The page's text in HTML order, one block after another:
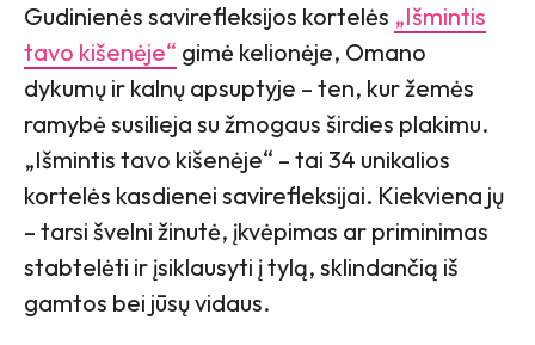
Gudinienės savirefleksijos kortelės „Išmintis
tavo kišenėje“ gimė kelionėje, Omano
dykumų ir kalnų apsuptyje – ten, kur žemės
ramybė susilieja su žmogaus širdies plakimu.
„Išmintis tavo kišenėje“ – tai 34 unikalios
kortelės kasdienei savirefleksijai. Kiekviena jų
– tarsi švelni žinutė, įkvėpimas ar priminimas
stabtelėti ir įsiklausyti į tylą, sklindančią iš
gamtos bei jūsų vidaus.